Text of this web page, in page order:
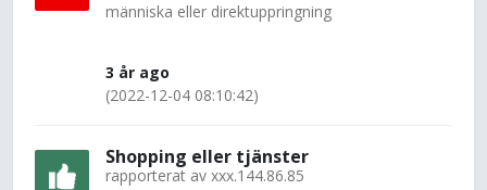
människa eller direktuppringning
3 år ago
(2022-12-04 08:10:42)
Shopping eller tjänster
rapporterat av xxx.144.86.85